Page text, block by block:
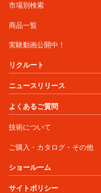
市場別検索
商品一覧
実験動画公開中！
リクルート
ニュースリリース
よくあるご質問
技術について
ご購入・カタログ・その他
ショールーム
サイトポリシー